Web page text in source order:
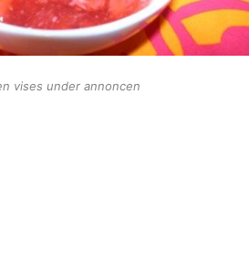
vises under annoncen